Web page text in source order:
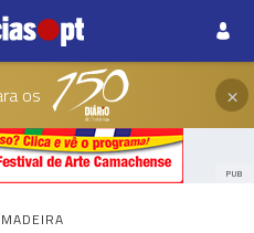
os ×
PUB
MADEIRA